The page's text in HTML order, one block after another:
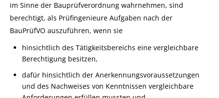
im Sinne der Bauprüfverordnung wahrnehmen, sind
berechtigt, als Prüfingenieure Aufgaben nach der
BauPrüfVO auszuführen, wenn sie
hinsichtlich des Tätigkeitsbereichs eine vergleichbare
Berechtigung besitzen,
dafür hinsichtlich der Anerkennungsvoraussetzungen
und des Nachweises von Kenntnissen vergleichbare